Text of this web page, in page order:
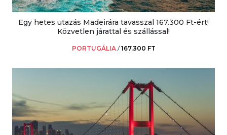
Egy hetes utazás Madeirára tavasszal 167.300 Ft-ért!
Közvetlen járattal és szállással!
PORTUGÁLIA /167.300 FT